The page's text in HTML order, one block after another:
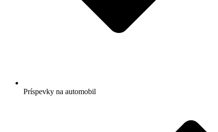
Príspevky na automobil